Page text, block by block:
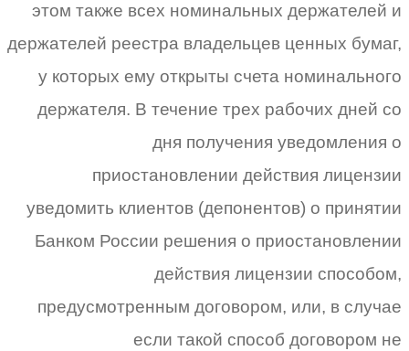
этом также всех номинальных держателей и
держателей реестра владельцев ценных бумаг,
у которых ему открыты счета номинального
держателя. В течение трех рабочих дней со
дня получения уведомления о
приостановлении действия лицензии
уведомить клиентов (депонентов) о принятии
Банком России решения о приостановлении
действия лицензии способом,
предусмотренным договором, или, в случае
если такой способ договором не